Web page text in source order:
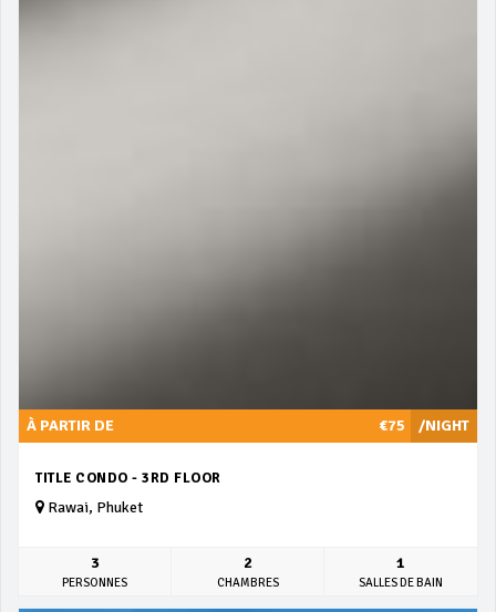
/NIGHT
À PARTIR DE €75
TITLE CONDO - 3RD FLOOR
Rawai, Phuket
3
PERSONNES
2
CHAMBRES
1
SALLES DE BAIN